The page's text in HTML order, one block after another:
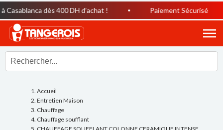
dès 400 DH d’achat ! Paiement Sécurisé
Accueil
Entretien Maison
Chauffage
Chauffage soufflant